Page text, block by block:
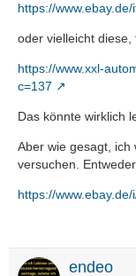
https://
oder vielleicht
https://www.xxl-
c=137
Das könnte wirklich
Aber wie gesagt, ich
versuchen.
https://
endeo